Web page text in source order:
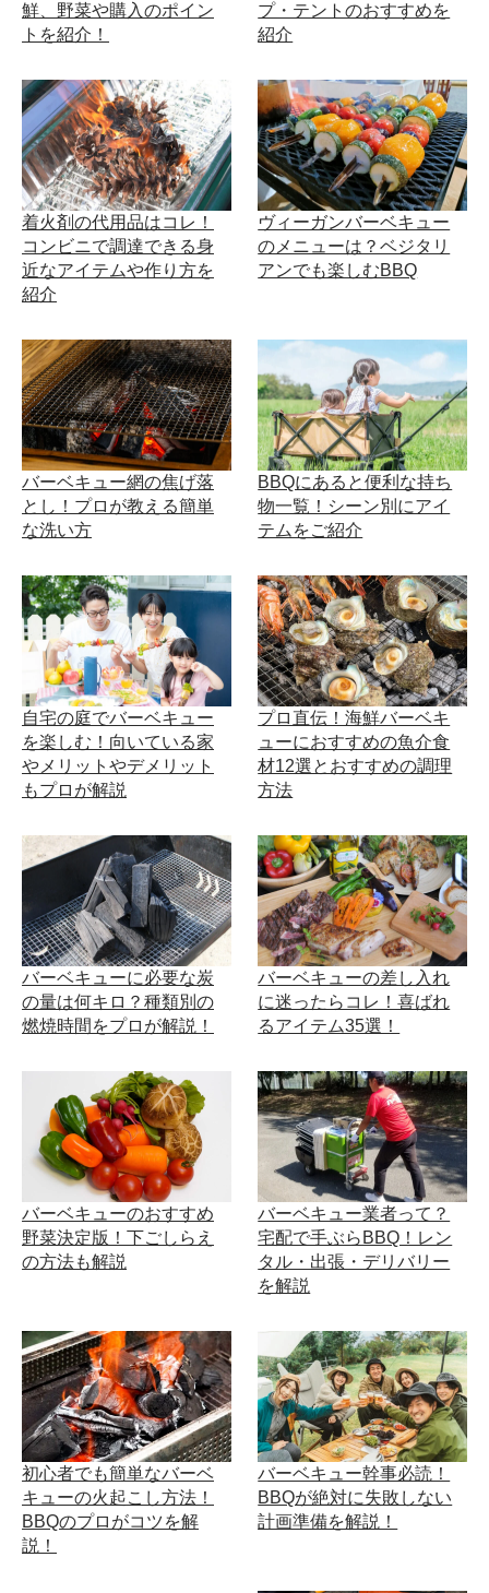
鮮、野菜や購入のポイン
トを紹介！
プ・テントのおすすめを
紹介
着火剤の代用品はコレ！
コンビニで調達できる身
近なアイテムや作り方を
紹介
ヴィーガンバーベキュー
のメニューは？ベジタリ
アンでも楽しむBBQ
バーベキュー網の焦げ落
とし！プロが教える簡単
な洗い方
BBQにあると便利な持ち
物一覧！シーン別にアイ
テムをご紹介
自宅の庭でバーベキュー
を楽しむ！向いている家
やメリットやデメリット
もプロが解説
プロ直伝！海鮮バーベキ
ューにおすすめの魚介食
材12選とおすすめの調理
方法
バーベキューに必要な炭
の量は何キロ？種類別の
燃焼時間をプロが解説！
バーベキューの差し入れ
に迷ったらコレ！喜ばれ
るアイテム35選！
バーベキューのおすすめ
野菜決定版！下ごしらえ
の方法も解説
バーベキュー業者って？
宅配で手ぶらBBQ！レン
タル・出張・デリバリー
を解説
初心者でも簡単なバーベ
キューの火起こし方法！
BBQのプロがコツを解
説！
バーベキュー幹事必読！
BBQが絶対に失敗しない
計画準備を解説！